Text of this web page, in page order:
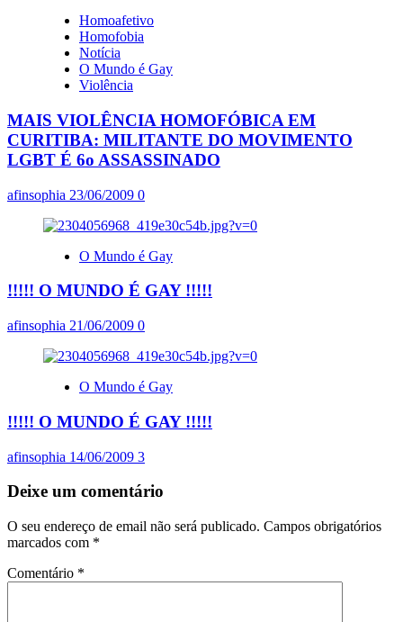
Homoafetivo
Homofobia
Notícia
O Mundo é Gay
Violência
MAIS VIOLÊNCIA HOMOFÓBICA EM
CURITIBA: MILITANTE DO MOVIMENTO
LGBT É 6o ASSASSINADO
afinsophia 23/06/2009 0
O Mundo é Gay
!!!!! O MUNDO É GAY !!!!!
afinsophia 21/06/2009 0
O Mundo é Gay
!!!!! O MUNDO É GAY !!!!!
afinsophia 14/06/2009 3
Deixe um comentário
O seu endereço de email não será publicado. Campos obrigatórios
marcados com *
Comentário *